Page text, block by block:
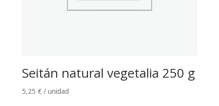
Seitán natural vegetalia 250 g
5,25 € / unidad